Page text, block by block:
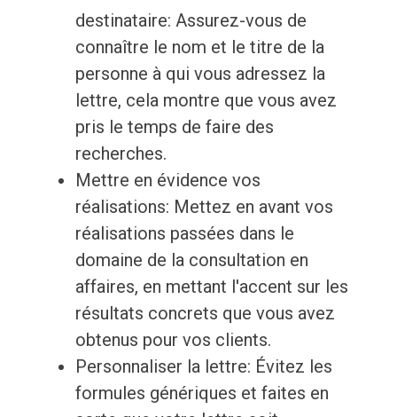
destinataire: Assurez-vous de
connaître le nom et le titre de la
personne à qui vous adressez la
lettre, cela montre que vous avez
pris le temps de faire des
recherches.
Mettre en évidence vos
réalisations: Mettez en avant vos
réalisations passées dans le
domaine de la consultation en
affaires, en mettant l'accent sur les
résultats concrets que vous avez
obtenus pour vos clients.
Personnaliser la lettre: Évitez les
formules génériques et faites en